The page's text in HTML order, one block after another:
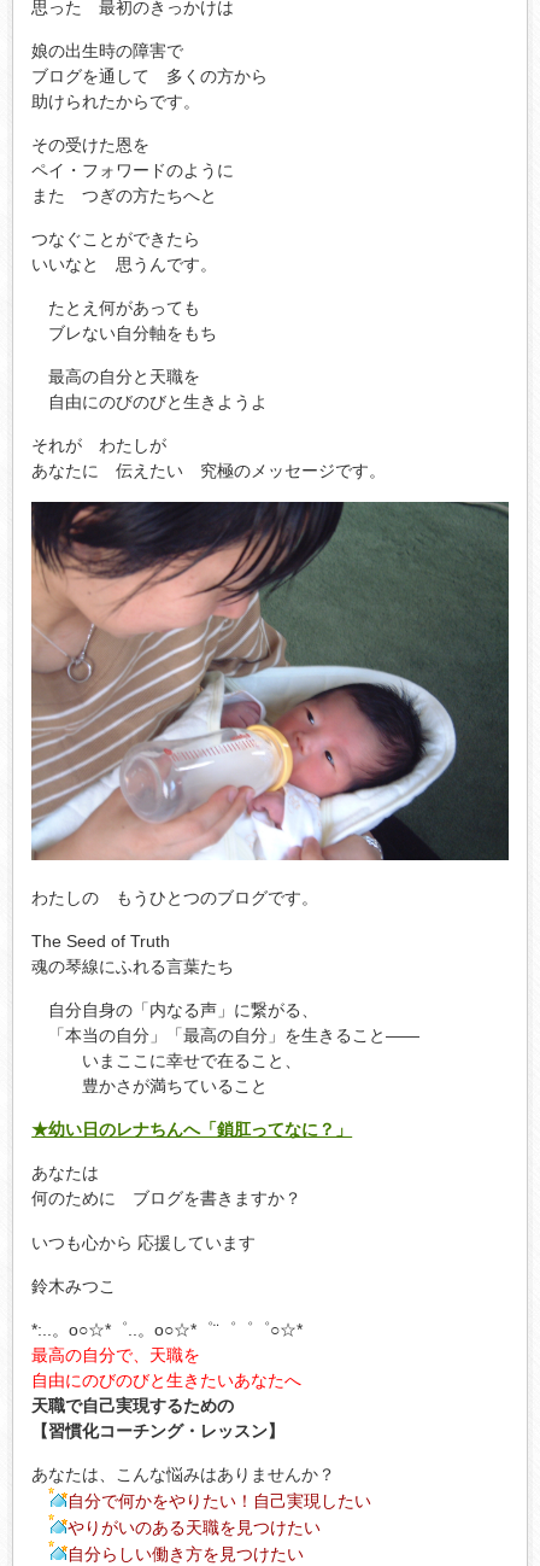
思った 最初のきっかけは
娘の出生時の障害で
ブログを通して 多くの方から
助けられたからです。
その受けた恩を
ペイ・フォワードのように
また つぎの方たちへと
つなぐことができたら
いいなと 思うんです。
たとえ何があっても
ブレない自分軸をもち
最高の自分と天職を
自由にのびのびと生きようよ
それが わたしが
あなたに 伝えたい 究極のメッセージです。
わたしの もうひとつのブログです。
The Seed of Truth
魂の琴線にふれる言葉たち
自分自身の「内なる声」に繋がる、
「本当の自分」「最高の自分」を生きること――
いまここに幸せで在ること、
豊かさが満ちていること
★幼い日のレナちんへ「鎖肛ってなに？」
あなたは
何のために ブログを書きますか？
いつも心から 応援しています
鈴木みつこ
*:..。o○☆*゜..。o○☆*゜¨゜゜゜○☆*
最高の自分で、天職を
自由にのびのびと生きたいあなたへ
天職で自己実現するための
【習慣化コーチング・レッスン】
あなたは、こんな悩みはありませんか？
自分で何かをやりたい！自己実現したい
やりがいのある天職を見つけたい
自分らしい働き方を見つけたい